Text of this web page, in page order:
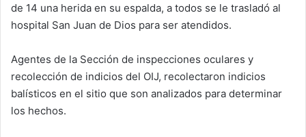
de 14 una herida en su espalda, a todos se le trasladó al
hospital San Juan de Dios para ser atendidos.
Agentes de la Sección de inspecciones oculares y
recolección de indicios del OIJ, recolectaron indicios
balísticos en el sitio que son analizados para determinar
los hechos.